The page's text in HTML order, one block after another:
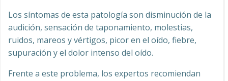
Los síntomas de esta patología son disminución de la
audición, sensación de taponamiento, molestias,
ruidos, mareos y vértigos, picor en el oído, fiebre,
supuración y el dolor intenso del oído.
Frente a este problema, los expertos recomiendan